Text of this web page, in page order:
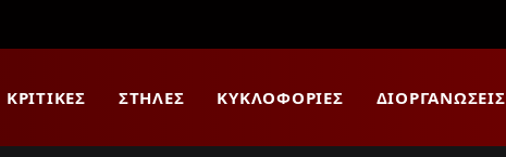
ΚΡΙΤΙΚΈΣ ΣΤΉΛΕΣ ΚΥΚΛΟΦΟΡΊΕΣ ΔΙΟΡΓΑΝΏΣΕΙΣ